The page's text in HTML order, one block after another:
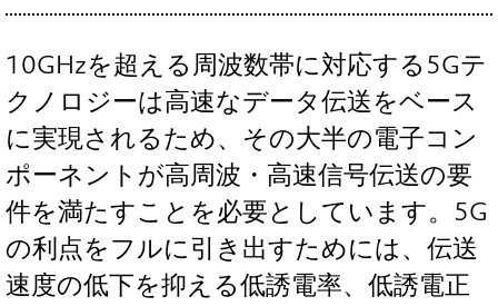
10GHzを超える周波数帯に対応する5Gテ
クノロジーは高速なデータ伝送をベース
に実現されるため、その大半の電子コン
ポーネントが高周波・高速信号伝送の要
件を満たすことを必要としています。5G
の利点をフルに引き出すためには、伝送
速度の低下を抑える低誘電率、低誘電正